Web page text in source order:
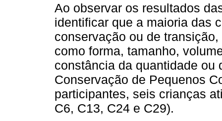
Ao observar os resultados
identificar que a maioria das
conservação ou de
como forma, tamanho,
constância da quantidade ou
Conservação de Pequenos
participantes, seis crianças
C6, C13, C24 e C29).